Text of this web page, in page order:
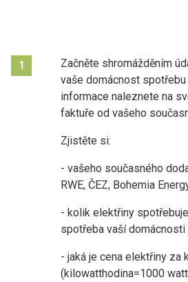
1
Začněte shromážděním
vaše domácnost spotřebu
informace naleznete na
faktuře od vašeho
Zjistěte si:
- vašeho současného
RWE, ČEZ, Bohemia
- kolik elektřiny
spotřeba vaší domácnosti
- jaká je cena elektřiny za
(kilowatthodina=1000